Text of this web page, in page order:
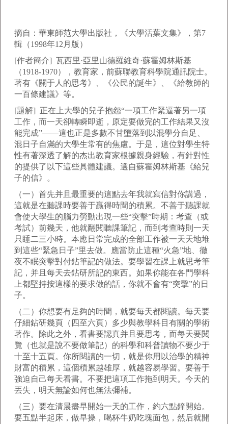
摘自：華東師范大學出版社，《大學活葉文集》，第7
輯（1998年12月版）
[作者簡介] 瓦西里·亞里山德羅維奇·蘇霍姆林斯基
（1918-1970），教育家，前蘇聯教育科學院通訊院士。
著有《關于人的思考》、《公民的誕生》、《給教師的
一百條建議》等。
[題解] 正在上大學的兒子抱怨“一項工作緊逼著另一項
工作，而一天卻轉瞬即逝，原定要做完的工作結果又沒
能完成”——這也正是多數不甘墮落到以混學分自足、
混日子自滿的大學生常有的焦慮。于是，這位對學生特
性有著深透了解的杰出教育家根據親身經驗，有針對性
的提供了以下這些具體建議。選自蘇霍姆林斯基《給兒
子的信》。
（一）首先并且最重要的這點去年我就寫信對你講過，
這就是在聽課時要善于贏得時間的積累。不善于聽課就
會使大學生的腦力勞動出現一些“突擊”時期：考查（或
考試）前幾天，他就翻閱聽課筆記，而到考查時則一天
只睡二三小時。本應日常完成的全部工作被一天天地堆
到這些“緊急日子”里去做。應當防止這種“火急”地、徹
夜不眠突擊對付鉆筆記的做法。要學習在課上就思考筆
記，并且每天去鉆研所記的東西。如果你能在各門學科
上都堅持按這樣的要求做的話，你就不會有“突擊”的日
子。
（二）你想要有足夠的時間，就要每天都閱讀。每天要
仔細鉆研幾頁（四至六頁）多少與教學科目有關的學術
著作。除此之外，看書要認真并且要思考，而每天要閱
覽（也就是說不要做筆記）的科學和科普讀物不要少于
十至十五頁。你所閱讀的一切，就是你用以治學的精神
財富的積累，這個積累越雄厚，就越容易學習。要善于
強迫自己每天看書。不要把這項工作拖到明天。今天的
丟失，明天無論如何也無法彌補。
（三）要在清晨盡早開始一天的工作，約六點鐘開始。
要五點半起床，做早操，喝杯牛奶吃塊面包，然后就開